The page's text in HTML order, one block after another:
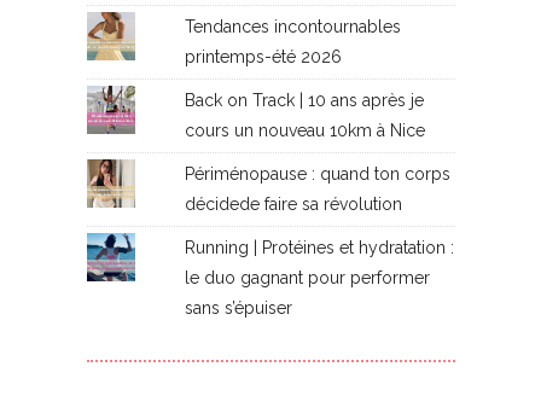
Tendances incontournables
printemps-été 2026
Back on Track | 10 ans après je
cours un nouveau 10km à Nice
Périménopause : quand ton corps
décidede faire sa révolution
Running | Protéines et hydratation :
le duo gagnant pour performer
sans s’épuiser